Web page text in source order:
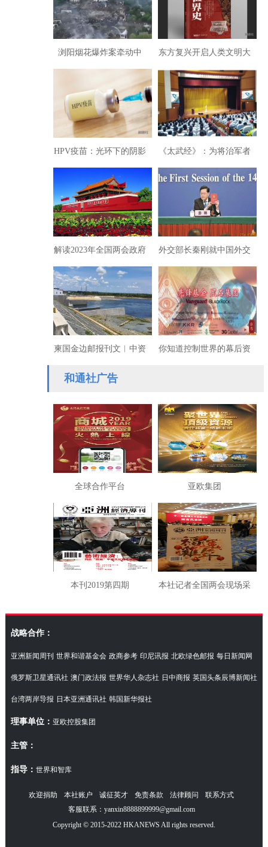
浏阳烟花爆炸案牵动中 东方复兴开启人类文明大
闭合——从枕戈《重写世
界史》说开去
HPV疫苗：光环下的阴影
与民族健康的未来抉择
《太武经》：为将治军者
必读/刘浩锋著
解读2023年全国两会政府
工作报告：催人奋进新时
代……
外交部长秦刚就中国外交
政策和对外关系答14问
柬国金边邮报刊文︱中资
企业获赞柬埔寨：环保抗
疫，助长经济
你知道控制世界的幕后资
谁？
和通社广告
全球合作平台 亚欧集团
本刊2019第四期 本社记者全国两会现场采
访湖南代表团
战略合作：
亚洲新闻周刊 世界和谐基金会 政商参考 印尼讯报 北欧绿色邮报 每日新闻网
俄罗斯卫星通讯社 澳门政法报 世界华人杂志社 日中商报 英国头条辰博新闻社
台湾两岸导报 日本亚洲通讯社 韩国新华报社
理事单位： 亚欧控股集团
主管：
指导： 世界和智库
欢迎捐助 本社账户 诚征英才 免责条款 法律顾问
联系方式
客服联系：yanxin8888899999@gmail.com
Copyright © 2015-2022 HKANEWS All rights reserved.